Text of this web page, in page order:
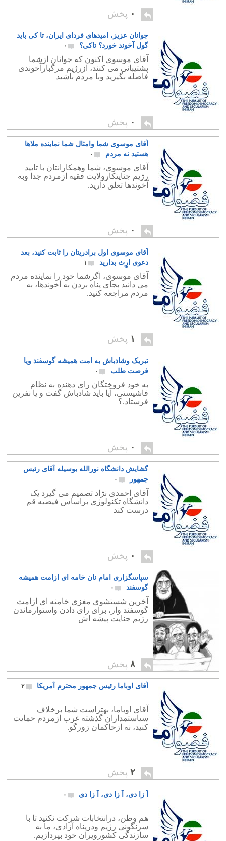
۰ پخش
جوانان عزیز، امیدهای فردای ایران، تا کی باید
گول آخوند خورد؟ تاکی؟
۰
آقای موسوی اکنون که جوانان ازشما
پشتیبانی می کنند، ازرژیم مرگبارآخوندی
فاصله بگیرید وبا مردم باشید
۰ پخش
آقای موسوی شما وامثال شما نماینده ملاها
هستید نه مردم
۰
آقای موسوی، شما وهمکارانتان با تایید
رژیم جنایتکارولایت فقیه ازمردم جدا وبه
آخوندها تعلق دارید.
۰ پخش
آقای موسوی اول برادریتان را ثابت کنید، بعد
دعوی ارٍث بدارید
۱
آقای موسوی، اگرشما خود را نماینده مردم
می دانید بجای پناه بردن به آخوندها، به
مردم مراجعه کنید.
۱ پخش
تبریک وشادباش به امت همیشه گوسفند ویا
فرصت طلب
۰
به خود فروختگان رای دهنده به نظام
فاشیستی، آیا باید شادباش گفت و یا نفرین
فرستاد.؟
۰ پخش
گشایش دانشگاه نورالله بوسیله آقای رئیس
جمهور
۰
آقای احمدی نژاد تصمیم می گیرد یک
دانشگاه تکنولوژی براساس فیضیه قم
درست کند
۰ پخش
سپاسگزاری امام نان خامه ای ازامت همیشه
گوسفند
۰
آخرین شستشوی مغزی خامنه ای ازامت
گوسفند وار، برای رای دادن واستوارماندن
رژیم جنایت پیشه اش
۸ پخش
آقای اوباما رئیس جمهور محترم آمریکا ۲
آقای اوباما، بهتراست شما برخلاف
سیاستمداران گذشته غرب ازمردم حمایت
کنید، نه ازحاکمان زورگو.
۲ پخش
آ زا دی، آ زا دی، آ زا دی ۰
هم وطن، درانتخابات شرکت نکنید تا با
سرنگونی رژیم ودرپناه آزادی، ما به
سازندگی کشورویران خود بپردازیم.